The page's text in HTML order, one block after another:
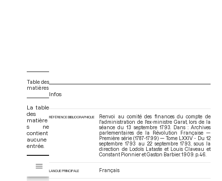
Table des
matières
La table
des
matière
s ne
contient
aucune
entrée.
s
Infos
RÉFÉRENCE BIBLIOGRAPHIQUE
Renvoi au comité des finances du compte de
l'administration de l'ex-ministre Garat, lors de la
séance du 13 septembre 1793. Dans : Archives
parlementaires de la Révolution Française —
Première série (1787-1799) — Tome LXXIV - Du 12
septembre 1793 au 22 septembre 1793
, sous la
direction de Lodoïs Lataste et Louis Claveau et
Constant Pionnier et Gaston Barbier. 1909. p. 46.
LANGUE PRINCIPALE Français